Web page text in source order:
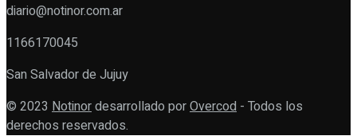
diario@notinor.com.ar
1166170045
San Salvador de Jujuy
© 2023 Notinordesarrollado porOvercod - Todos los
derechos reservados.